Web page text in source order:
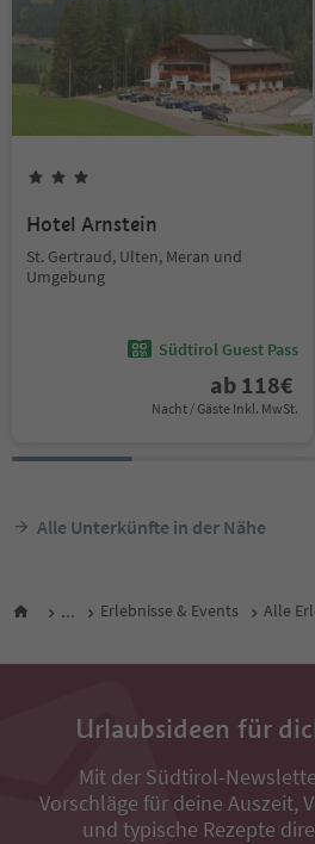
Hotel Arnstein
St. Gertraud, Ulten, Meran und
Umgebung
Südtirol Guest Pass
ab 118€
Nacht / Gäste Inkl. MwSt.
Alle Unterkünfte in der Nähe
... Erlebnisse & Events Alle
Urlaubsideen für
Mit der Südtirol-
Vorschläge für deine Auszeit,
und typische Rezepte